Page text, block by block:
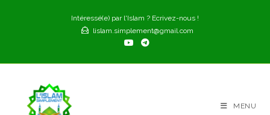
Intéressé(e) par l'Islam ? Ecrivez-nous !
lislam.simplement@gmail.com
MENU